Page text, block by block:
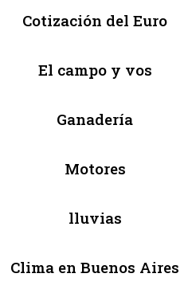
Cotización del Euro
El campo y vos
Ganadería
Motores
lluvias
Clima en Buenos Aires